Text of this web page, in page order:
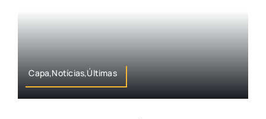
Capa,Notícias,Últimas